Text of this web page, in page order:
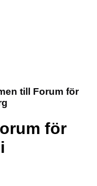
till Forum för
för